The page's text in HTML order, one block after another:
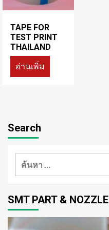
TAPE FOR
TEST PRINT
THAILAND
อ่านเพิ่ม
Search
ค้นหา
SMT PART & NOZZLE